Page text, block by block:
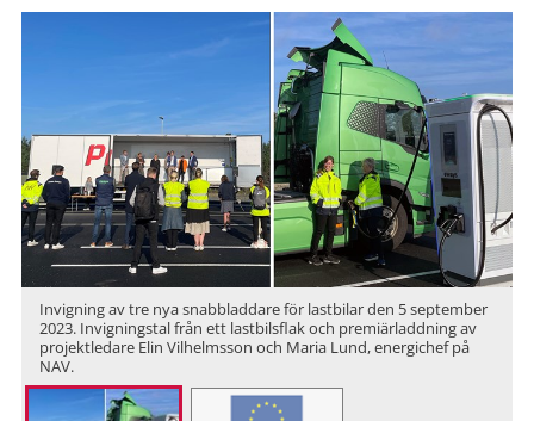
Invigning av tre nya snabbladdare för lastbilar den 5 september
2023. Invigningstal från ett lastbilsflak och premiärladdning av
projektledare Elin Vilhelmsson och Maria Lund, energichef på
NAV.